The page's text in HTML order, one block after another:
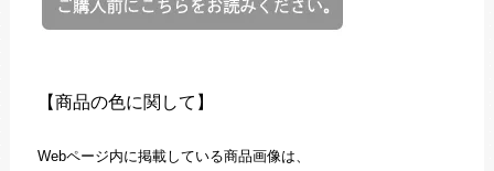
【商品の色に関して】
Webページ内に掲載している商品画像は、